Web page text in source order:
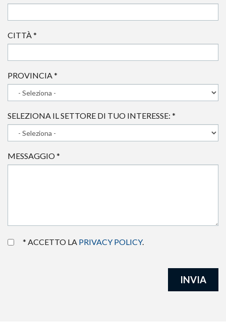
CITTÀ*
PROVINCIA*
SELEZIONA IL SETTORE DI TUO INTERESSE: *
MESSAGGIO*
* ACCETTO LA PRIVACY POLICY.
INVIA